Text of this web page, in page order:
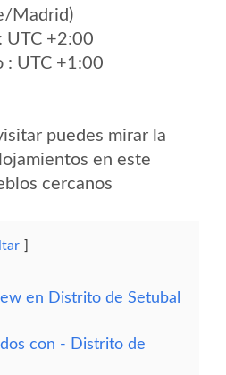
Madrid)
UTC +2:00
: UTC +1:00
puedes mirar la
en este
cercanos
en Distrito de Setubal
con - Distrito de